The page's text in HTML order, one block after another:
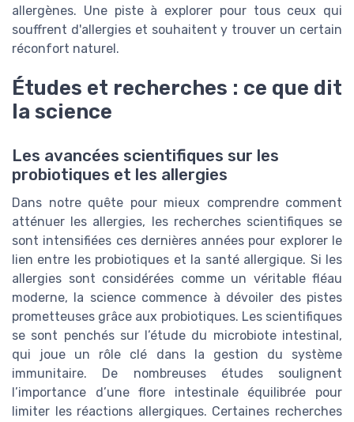
allergènes. Une piste à explorer pour tous ceux qui
souffrent d'allergies et souhaitent y trouver un certain
réconfort naturel.
Études et recherches : ce que dit
la science
Les avancées scientifiques sur les
probiotiques et les allergies
Dans notre quête pour mieux comprendre comment
atténuer les allergies, les recherches scientifiques se
sont intensifiées ces dernières années pour explorer le
lien entre les probiotiques et la santé allergique. Si les
allergies sont considérées comme un véritable fléau
moderne, la science commence à dévoiler des pistes
prometteuses grâce aux probiotiques. Les scientifiques
se sont penchés sur l’étude du microbiote intestinal,
qui joue un rôle clé dans la gestion du système
immunitaire. De nombreuses études soulignent
l’importance d’une flore intestinale équilibrée pour
limiter les réactions allergiques. Certaines recherches